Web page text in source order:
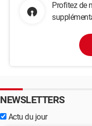
Profitez de
NEWSLETTERS
Actu du jour